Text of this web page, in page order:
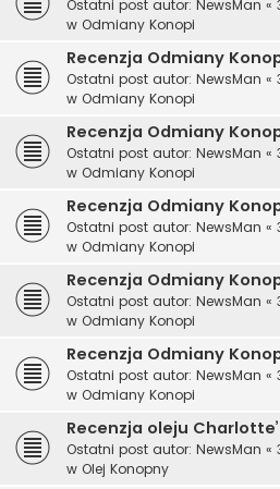
Ostatni post autor: NewsMan «
w Odmiany Konopi
Recenzja Odmiany
Ostatni post autor: NewsMan «
w Odmiany Konopi
Recenzja Odmiany
Ostatni post autor: NewsMan «
w Odmiany Konopi
Recenzja Odmiany
Ostatni post autor: NewsMan «
w Odmiany Konopi
Recenzja Odmiany
Ostatni post autor: NewsMan «
w Odmiany Konopi
Recenzja Odmiany
Ostatni post autor: NewsMan «
w Odmiany Konopi
Recenzja oleju
Ostatni post autor: NewsMan «
w Olej Konopny